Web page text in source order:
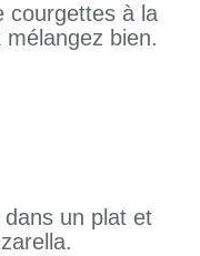
courgettes à la
bien.
un plat et